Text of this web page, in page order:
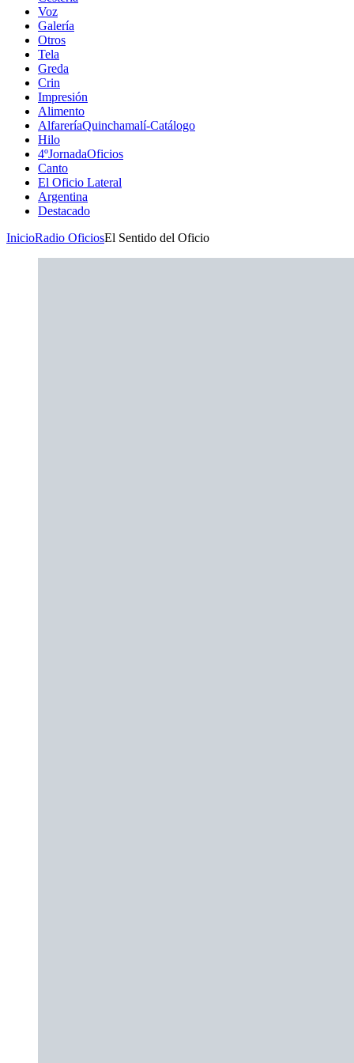
Voz
Galería
Otros
Tela
Greda
Crin
Impresión
Alimento
AlfareríaQuinchamalí-Catálogo
Hilo
4ºJornadaOficios
Canto
El Oficio Lateral
Argentina
Destacado
InicioRadio OficiosEl Sentido del Oficio